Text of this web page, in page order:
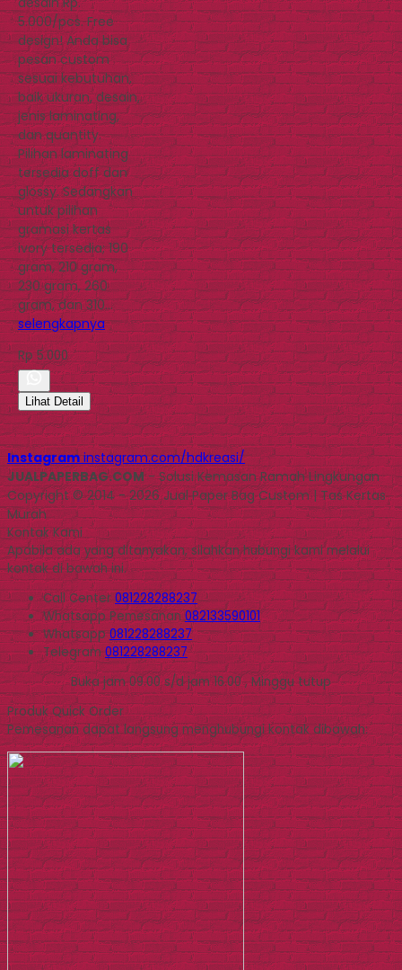
5.000/pcs. Free
design! Anda bisa
pesan custom
sesuai kebutuhan,
baik ukuran, desain,
jenis laminating,
dan quantity.
Pilihan laminating
tersedia doff dan
glossy. Sedangkan
untuk pilihan
gramasi kertas
ivory tersedia; 190
gram, 210 gram,
230 gram, 260
gram, dan 310…
selengkapnya
Rp 5.000
Lihat Detail
Instagram instagram.com/hdkreasi/
JUALPAPERBAG.COM- Solusi Kemasan Ramah Lingkungan
Copyright © 2014 - 2026 Jual Paper Bag Custom | Tas Kertas
Murah
Kontak Kami
Apabila ada yang ditanyakan, silahkan hubungi kami melalui
kontak di bawah ini.
Call Center081228288237
WhatsappPemesanan 082133590101
Whatsapp081228288237
Telegram081228288237
Buka jam 09.00 s/d jam 16.00 , Minggu tutup
Produk Quick Order
Pemesanan dapat langsung menghubungi kontak dibawah: